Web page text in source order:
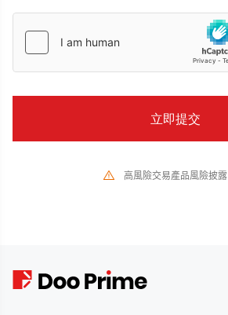
高風險交易產品風險披露